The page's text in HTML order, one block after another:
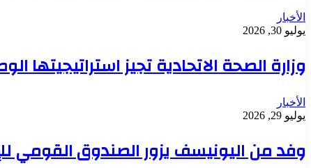
الأخبار
يوليو 30, 2026
وزارة الصحة الاتحادية تجيز استراتيجيتها
الأخبار
يوليو 29, 2026
وفد من اليونيسف يزور الصندوق القومي